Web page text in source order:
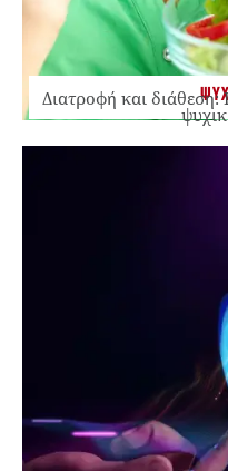
Διατροφή και